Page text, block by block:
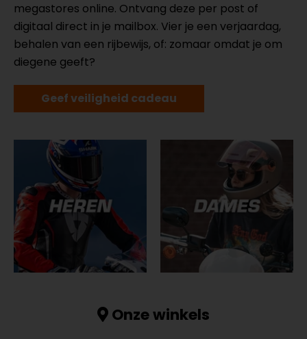
megastores online. Ontvang deze per post of
digitaal direct in je mailbox. Vier je een verjaardag,
behalen van een rijbewijs, of: zomaar omdat je om
diegene geeft?
Geef veiligheid cadeau
Onze winkels